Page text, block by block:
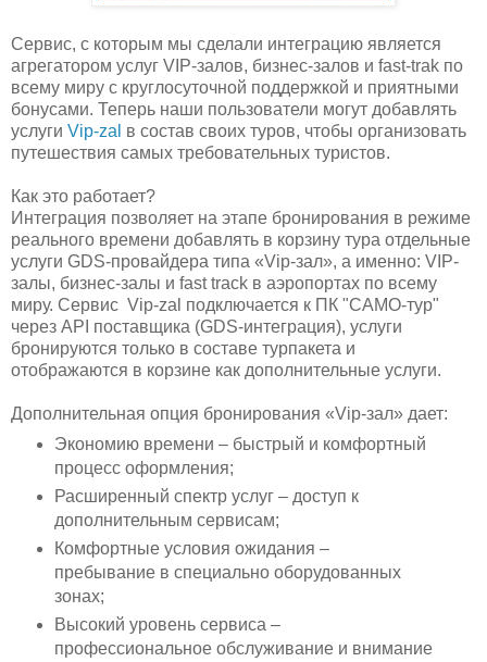
Сервис, с которым мы сделали интеграцию является
агрегатором услуг VIP-залов, бизнес-залов и fast-trak по
всему миру с круглосуточной поддержкой и приятными
бонусами. Теперь наши пользователи могут добавлять
услуги Vip-zal в состав своих туров, чтобы организовать
путешествия самых требовательных туристов.
Как это работает?
Интеграция позволяет на этапе бронирования в режиме
реального времени добавлять в корзину тура отдельные
услуги GDS-провайдера типа «Vip-зал», а именно: VIP-
залы, бизнес-залы и fast track в аэропортах по всему
миру. Сервис Vip-zal подключается к ПК "САМО-тур"
через API поставщика (GDS-интеграция), услуги
бронируются только в составе турпакета и
отображаются в корзине как дополнительные услуги.
Дополнительная опция бронирования «Vip-зал» дает:
Экономию времени – быстрый и комфортный
процесс оформления;
Расширенный спектр услуг – доступ к
дополнительным сервисам;
Комфортные условия ожидания –
пребывание в специально оборудованных
зонах;
Высокий уровень сервиса –
профессиональное обслуживание и внимание